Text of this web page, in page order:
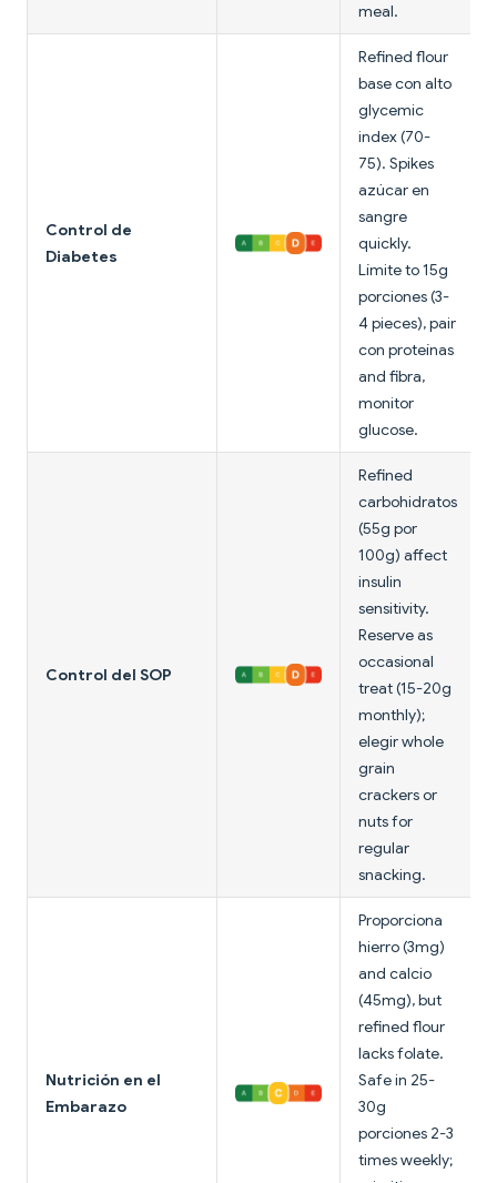
meal.
Control de
Diabetes
Refined flour
base con alto
glycemic
index (70-
75). Spikes
azúcar en
sangre
quickly.
Límite to 15g
porciones (3-
4 pieces), pair
con proteínas
and fibra,
monitor
glucose.
Control del SOP
Refined
carbohidratos
(55g por
100g) affect
insulin
sensitivity.
Reserve as
occasional
treat (15-20g
monthly);
elegir whole
grain
crackers or
nuts for
regular
snacking.
Nutrición en el
Embarazo
Proporciona
hierro (3mg)
and calcio
(45mg), but
refined flour
lacks folate.
Safe in 25-
30g
porciones 2-3
times weekly;